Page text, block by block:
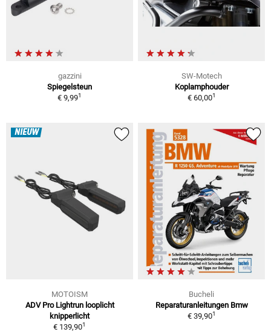
gazzini
Spiegelsteun
€ 9,991
SW-Motech
Koplamphouder
€ 60,001
NIEUW
MOTOISM
ADV Pro Lightrun looplicht
knipperlicht
€ 139,901
Bucheli
Reparaturanleitungen Bmw
€ 39,901